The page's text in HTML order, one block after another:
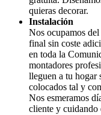
quieras decorar.
Instalación
Nos ocupamos
final sin coste
en toda la
montadores
lleguen a tu hogar
colocados tal y
Nos esmeramos
cliente y cuidando